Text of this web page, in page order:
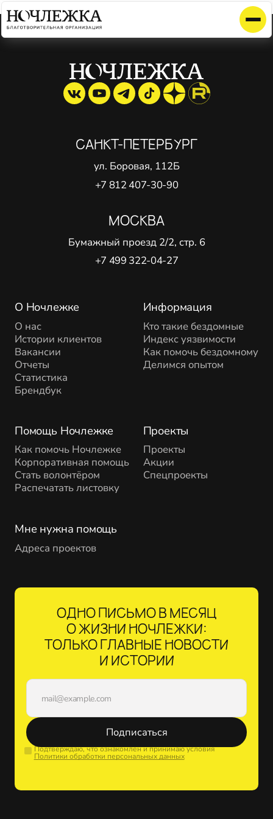
Элемент не найден!
О Ночлежке
О нас
Истории клиентов
Вакансии
Отчеты
Статистика
Брендбук
Помощь Ночлежке
Как помочь Ночлежке
Корпоративная помощь
Стать волонтёром
Распечатать листовку
Проекты
Проекты
Акции
Спецпроекты
Информация
Кто такие бездомные
Индекс уязвимости
Как помочь бездомному
Делимся опытом
Мне нужна помощь
Адреса проектов
САНКТ-ПЕТЕРБУРГ
ул. Боровая, 112Б
+7 812 407-30-90
МОСКВА
Бумажный проезд 2/2, стр. 6
+7 499 322-04-27
ОДНО ПИСЬМО В МЕСЯЦ
О ЖИЗНИ НОЧЛЕЖКИ:
ТОЛЬКО ГЛАВНЫЕ НОВОСТИ
И ИСТОРИИ
Подписаться
Подтверждаю, что ознакомлен и принимаю условия
Политики обработки персональных данных